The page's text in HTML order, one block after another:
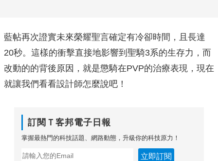
藍帖再次證實未來榮耀聖言確定有冷卻時間，且長達
20秒。這樣的衝擊直接地影響到聖騎3系的生存力，而
改動的的背後原因，就是懲騎在PVP的治療表現，現在
就讓我們看看設計師怎麼說吧！
訂閱Ｔ客邦電子日報
掌握最熱門的科技話題、網路動態，升級你的科技原力！
立即訂閱